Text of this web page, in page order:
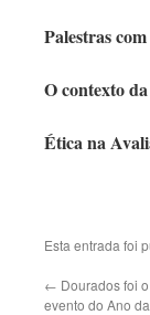
Palestras
O contexto
Ética na
Esta entrada foi
← Dourados foi
evento do Ano